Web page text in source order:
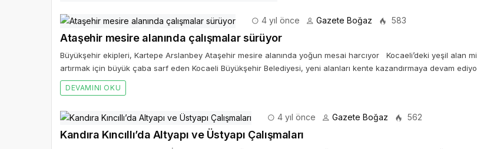
artırmak için büyük çaba sarf eden Kocaeli Büyükşehir Belediyesi, yeni alanları kente kazandırmaya devam ediyor.
DEVAMINI OKU
4 yıl önce Gazete Boğaz 562
Kandıra Kıncıllı’da Altyapı ve Üstyapı Çalışmaları
ile atık su altyapısına kavuşması için yaptığı altyapı çalışmalarını tamamladı.
DEVAMINI OKU